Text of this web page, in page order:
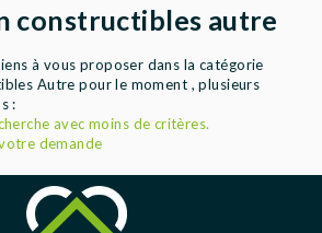
constructibles autre
à vous proposer dans la catégorie
Autre pour le moment , plusieurs
:
avec moins de critères.
demande